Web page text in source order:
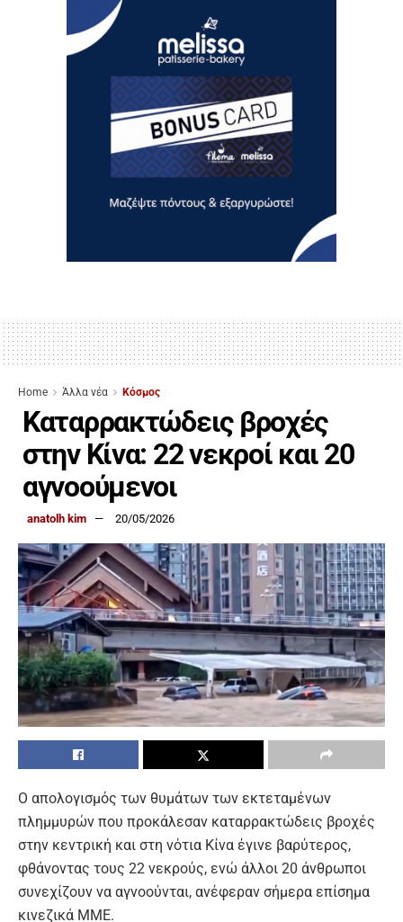
Home Άλλα νέα Κόσμος
Καταρρακτώδεις βροχές
στην Κίνα: 22 νεκροί και 20
αγνοούμενοι
anatolh kim 20/05/2026
Ο απολογισμός των θυμάτων των εκτεταμένων
πλημμυρών που προκάλεσαν καταρρακτώδεις βροχές
στην κεντρική και στη νότια Κίνα έγινε βαρύτερος,
φθάνοντας τους 22 νεκρούς, ενώ άλλοι 20 άνθρωποι
συνεχίζουν να αγνοούνται, ανέφεραν σήμερα επίσημα
κινεζικά ΜΜΕ.